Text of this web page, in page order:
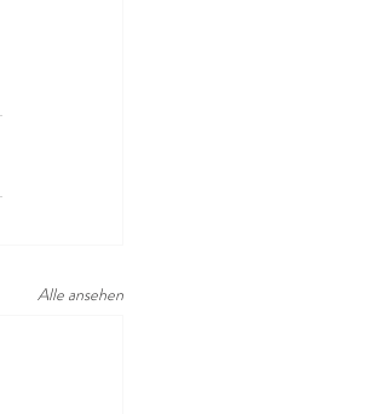
Alle ansehen